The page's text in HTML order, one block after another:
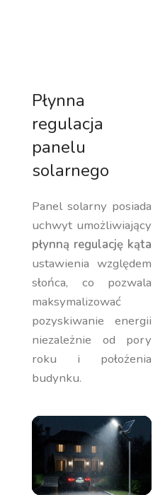
Płynna
regulacja
panelu
solarnego
Panel solarny posiada
uchwyt umożliwiający
płynną regulację kąta
ustawienia względem
słońca, co pozwala
maksymalizować
pozyskiwanie energii
niezależnie od pory
roku i położenia
budynku.